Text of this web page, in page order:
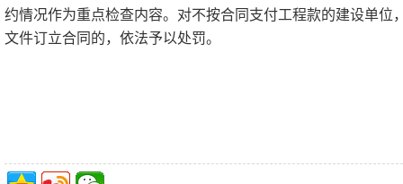
约情况作为重点检查内容。对不按合同支付工程款的建设单
文件订立合同的，依法予以处罚。